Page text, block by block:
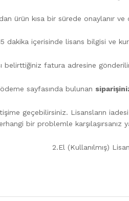
ürün kısa bir sürede onaylanır
dakika içerisinde lisans bilgisi ve
belirttiğiniz fatura adresine
ödeme sayfasında bulunan
geçebilirsiniz. Lisansların
bir problemle karşılaşırsanız
2.El (Kullanılmış)